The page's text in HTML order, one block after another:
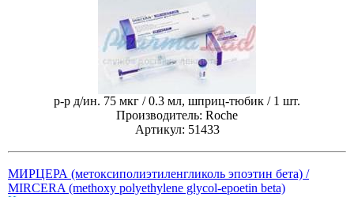
р-р д/ин. 75 мкг / 0.3 мл, шприц-тюбик / 1 шт.
Производитель: Roche
Артикул: 51433
МИРЦЕРА (метоксиполиэтиленгликоль эпоэтин бета) /
MIRCERA (methoxy polyethylene glycol-epoetin beta)